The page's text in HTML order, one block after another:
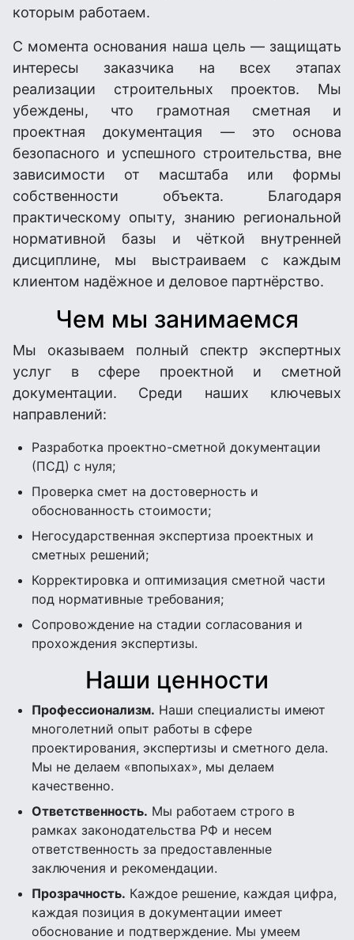
которым работаем.
С момента основания наша цель — защищать
интересы заказчика на всех этапах
реализации строительных проектов. Мы
убеждены, что грамотная сметная и
проектная документация — это основа
безопасного и успешного строительства, вне
зависимости от масштаба или формы
собственности объекта. Благодаря
практическому опыту, знанию региональной
нормативной базы и чёткой внутренней
дисциплине, мы выстраиваем с каждым
клиентом надёжное и деловое партнёрство.
Чем мы занимаемся
Мы оказываем полный спектр экспертных
услуг в сфере проектной и сметной
документации. Среди наших ключевых
направлений:
Разработка проектно-сметной документации
(ПСД) с нуля;
Проверка смет на достоверность и
обоснованность стоимости;
Негосударственная экспертиза проектных и
сметных решений;
Корректировка и оптимизация сметной части
под нормативные требования;
Сопровождение на стадии согласования и
прохождения экспертизы.
Наши ценности
Профессионализм. Наши специалисты имеют
многолетний опыт работы в сфере
проектирования, экспертизы и сметного дела.
Мы не делаем «впопыхах», мы делаем
качественно.
Ответственность. Мы работаем строго в
рамках законодательства РФ и несем
ответственность за предоставленные
заключения и рекомендации.
Прозрачность. Каждое решение, каждая цифра,
каждая позиция в документации имеет
обоснование и подтверждение. Мы умеем